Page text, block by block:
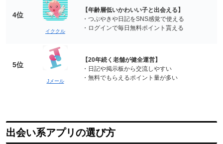
4位
イククル
【年齢層低いかわいい子と出会える】
・つぶやきや日記をSNS感覚で使える
・ログインで毎日無料ポイント貰える
5位
Jメール
【20年続く老舗が健全運営】
・日記や掲示板から交流しやすい
・無料でもらえるポイント量が多い
出会い系アプリの選び方